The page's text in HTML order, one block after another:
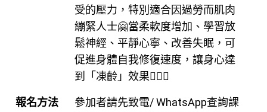
受的壓力，特別適合因過勞而肌肉
繃緊人士🤗當柔軟度增加、學習放
鬆神經、平靜心寧、改善失眠，可
促進身體自我修復速度，讓身心達
到「凍齡」效果💁🏻‍♀️
報名方法
參加者請先致電/ WhatsApp查詢課